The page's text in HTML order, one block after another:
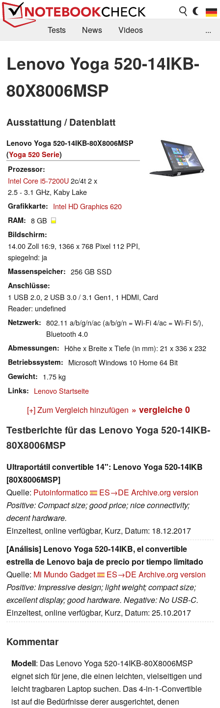
Tests News
Videos
Kaufberatung
Deals Suche
Jobs
Forum
...
Lenovo Yoga 520-14IKB-
80X8006MSP
Ausstattung / Datenblatt
Lenovo Yoga 520-14IKB-80X8006MSP
(Yoga 520 Serie)
Prozessor
Intel Core i5-7200U2c/4t 2 x
2.5 - 3.1 GHz, Kaby Lake
Grafikkarte Intel HD Graphics 620
RAM 8 GB
Bildschirm
14.00 Zoll 16:9, 1366 x 768 Pixel 112 PPI,
spiegelnd: ja
Massenspeicher 256 GB SSD
Anschlüsse
1 USB 2.0, 2 USB 3.0 / 3.1 Gen1, 1 HDMI, Card
Reader: undefined
Netzwerk
802.11 a/b/g/n/ac (a/b/g/n = Wi-Fi 4/ac = Wi-Fi 5/),
Bluetooth 4.0
Abmessungen Höhe x Breite x Tiefe (in mm): 21 x 336 x 232
Betriebssystem Microsoft Windows 10 Home 64 Bit
Gewicht 1.75 kg
Links Lenovo Startseite
[+] Zum Vergleich hinzufügen » vergleiche 0
Testberichte für das Lenovo Yoga 520-14IKB-
80X8006MSP
Ultraportátil convertible 14": Lenovo Yoga 520-14IKB
[80X8006MSP]
Quelle: Putoinformatico ES→DE Archive.org version
Positive: Compact size; good price; nice connectivity;
decent hardware.
Einzeltest, online verfügbar, Kurz, Datum: 18.12.2017
[Análisis] Lenovo Yoga 520-14IKB, el convertible
estrella de Lenovo baja de precio por tiempo limitado
Quelle: Mi Mundo Gadget ES→DE Archive.org version
Positive: Impressive design; light weight; compact size;
excellent display; good hardware. Negative: No USB-C.
Einzeltest, online verfügbar, Kurz, Datum: 25.10.2017
Kommentar
Modell: Das Lenovo Yoga 520-14IKB-80X8006MSP
eignet sich für jene, die einen leichten, vielseitigen und
leicht tragbaren Laptop suchen. Das 4-in-1-Convertible
ist auf die Bedürfnisse derer ausgerichtet, denen